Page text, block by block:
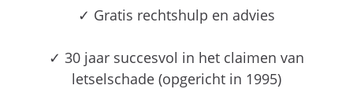
✓ Gratis rechtshulp en advies
✓ 30 jaar succesvol in het claimen van
letselschade (opgericht in 1995)